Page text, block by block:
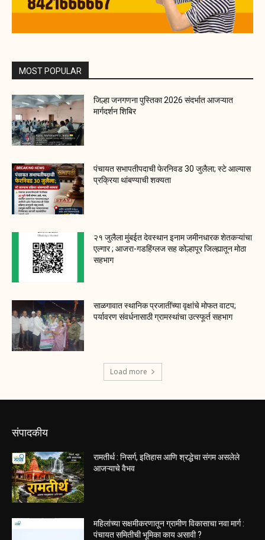
MOST POPULAR
जिल्हा जनगणना पुस्तिका 2026 संदर्भात आजऱ्यात
मार्गदर्शन शिबिर
पंचायत सभापतीपदाची फेरनिवड 30 जुलैला; स्टे आल्यास
प्रक्रिया थांबण्याची शक्यता
२१ जुलैला मुंबईत देवस्थान इनाम जमीनधारक शेतकऱ्यांचा
एल्गार ; आजरा-गडहिंग्लज सह कोल्हापूर जिल्ह्यातून मोठा
सहभाग
साळगावात स्थानिक प्रजातींच्या वृक्षांचे मोफत वाटप;
पर्यावरण संवर्धनासाठी ग्रामस्थांचा उत्स्फूर्त सहभाग
Load more
संपादकीय
रामतीर्थ : निसर्ग, इतिहास आणि श्रद्धेचा संगम असलेले
आजऱ्याचे वैभव
महिलांच्या सक्षमीकरणातून ग्रामीण विकासाचा नवा मार्ग :
पंचायत समितीची भूमिका काय असावी ?